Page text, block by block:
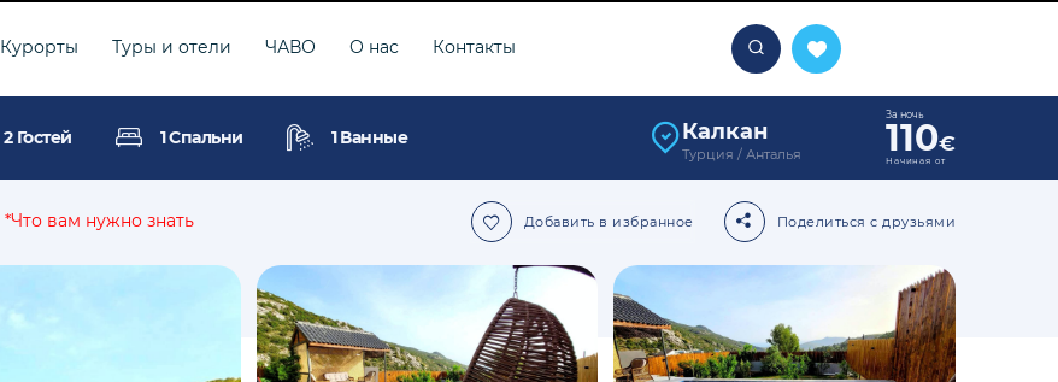
Курорты Туры и отели ЧАВО О нас Контакты
2 Гостей 1 Спальни 1 Ванные Калкан
Турция / Анталья
За ночь
110€
Начиная от
*Что вам нужно знать Добавить в избранное Поделиться с друзьями